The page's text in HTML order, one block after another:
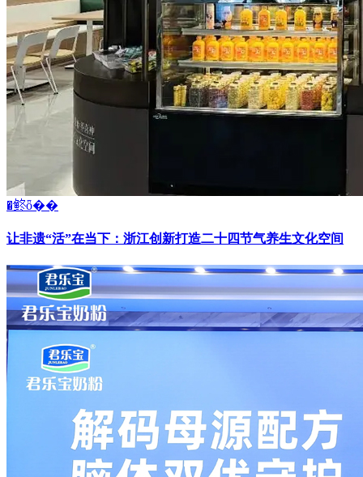
�鿴ȫ��
让非遗“活”在当下：浙江创新打造二十四节气养生文化空间